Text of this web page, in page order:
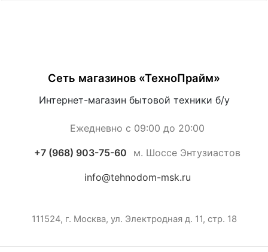
Сеть магазинов «ТехноПрайм»
Интернет-магазин бытовой техники б/у
Ежедневно с 09:00 до 20:00
+7 (968) 903-75-60 м. Шоссе Энтузиастов
info@tehnodom-msk.ru
111524, г. Москва, ул. Электродная д. 11, стр. 18